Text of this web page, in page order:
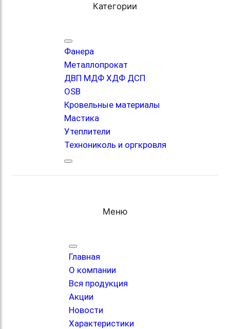
Категории
Фанера
Металлопрокат
ДВП МДФ ХДФ ДСП
OSB
Кровельные материалы
Мастика
Утеплители
Технониколь и оргкровля
Меню
Главная
О компании
Вся продукция
Акции
Новости
Характеристики